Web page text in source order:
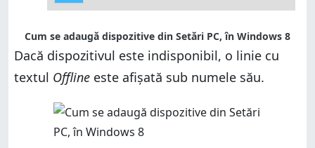
Cum se adaugă dispozitive din Setări PC, în Windows 8
Dacă dispozitivul este indisponibil, o linie cu
textul Offline este afișată sub numele său.